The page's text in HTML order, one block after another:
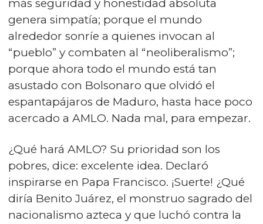
más seguridad y honestidad absoluta
genera simpatía; porque el mundo
alrededor sonríe a quienes invocan al
“pueblo” y combaten al “neoliberalismo”;
porque ahora todo el mundo está tan
asustado con Bolsonaro que olvidó el
espantapájaros de Maduro, hasta hace poco
acercado a AMLO. Nada mal, para empezar.
¿Qué hará AMLO? Su prioridad son los
pobres, dice: excelente idea. Declaró
inspirarse en Papa Francisco. ¡Suerte! ¿Qué
diría Benito Juárez, el monstruo sagrado del
nacionalismo azteca y que luchó contra la